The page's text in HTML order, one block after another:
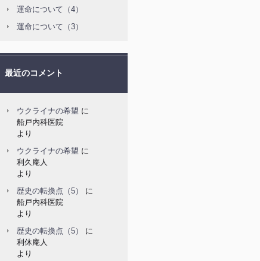
運命について（4）
運命について（3）
最近のコメント
ウクライナの希望 に
船戸内科医院
より
ウクライナの希望 に
利久庵人
より
歴史の転換点（5）
に
船戸内科医院
より
歴史の転換点（5）
に
利休庵人
より